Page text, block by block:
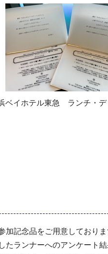
ベイホテル東急 ランチ・デ
加記念品をご用意しており
たランナーへのアンケート